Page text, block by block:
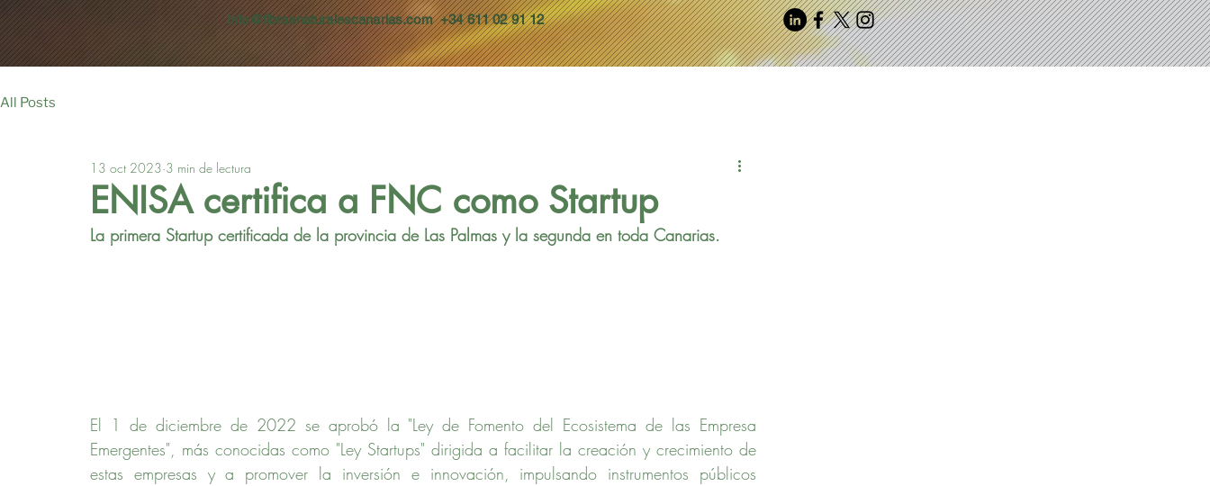
Info@fibrasnaturalescanarias.com+34 611 02 91 12
All Posts
ENISA certifica a FNC como Startup
13 oct 2023 3 min de lectura
La primera Startup certificada de la provincia de Las Palmas y la segunda en toda Canarias.
El 1 de diciembre de 2022 se aprobó la "Ley de Fomento del Ecosistema de las Empresa
Emergentes", más conocidas como "Ley Startups" dirigida a facilitar la creación y crecimiento de
estas empresas y a promover la inversión e innovación, impulsando instrumentos públicos